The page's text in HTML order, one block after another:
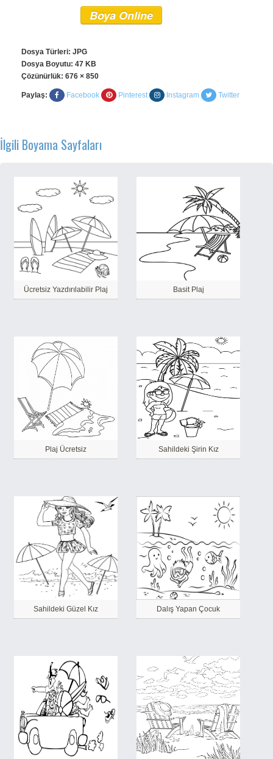
Boya Online
Dosya Türleri: JPG
Dosya Boyutu: 47 KB
Çözünürlük: 676 × 850
Paylaş: Facebook Pinterest Instagram Twitter
İlgili Boyama Sayfaları
Ücretsiz Yazdırılabilir Plaj Basit Plaj
Plaj Ücretsiz Sahildeki Şirin Kız
Sahildeki Güzel Kız Dalış Yapan Çocuk